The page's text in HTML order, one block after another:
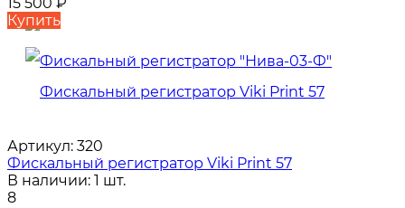
Купить
Артикул: 320
Фискальный регистратор Viki Print 57
В наличии: 1 шт.
8